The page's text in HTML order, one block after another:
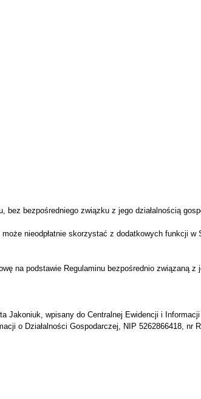
bezpośredniego związku z jego działalnością
nieodpłatnie skorzystać z dodatkowych funkcji w
na podstawie Regulaminu bezpośrednio związaną z
Jakoniuk, wpisany do Centralnej Ewidencji i
o Działalności Gospodarczej, NIP 5262866418, nr